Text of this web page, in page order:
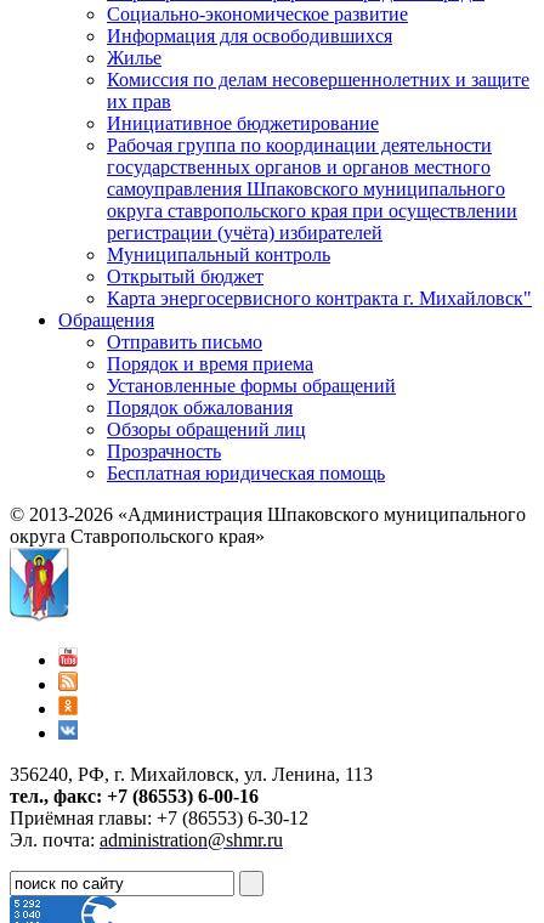
Социально-экономическое развитие
Информация для освободившихся
Жилье
Комиссия по делам несовершеннолетних и защите
их прав
Инициативное бюджетирование
Рабочая группа по координации деятельности
государственных органов и органов местного
самоуправления Шпаковского муниципального
округа ставропольского края при осуществлении
регистрации (учёта) избирателей
Муниципальный контроль
Открытый бюджет
Карта энергосервисного контракта г. Михайловск"
Обращения
Отправить письмо
Порядок и время приема
Установленные формы обращений
Порядок обжалования
Обзоры обращений лиц
Прозрачность
Бесплатная юридическая помощь
© 2013-2026 «Администрация Шпаковского муниципального
округа Ставропольского края»
356240, РФ, г. Михайловск, ул. Ленина, 113
тел., факс: +7 (86553) 6-00-16
Приёмная главы: +7 (86553) 6-30-12
Эл. почта: administration@shmr.ru